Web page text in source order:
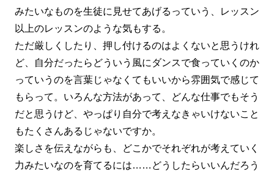
みたいなものを生徒に見せてあげるっていう、レッスン
以上のレッスンのような気もする。
ただ厳しくしたり、押し付けるのはよくないと思うけれ
ど、自分だったらどういう風にダンスで食っていくのか
っていうのを言葉じゃなくてもいいから雰囲気で感じて
もらって。いろんな方法があって、どんな仕事でもそう
だと思うけど、やっぱり自分で考えなきゃいけないこと
もたくさんあるじゃないですか。
楽しさを伝えながらも、どこかでそれぞれが考えていく
力みたいなのを育てるには……どうしたらいいんだろう